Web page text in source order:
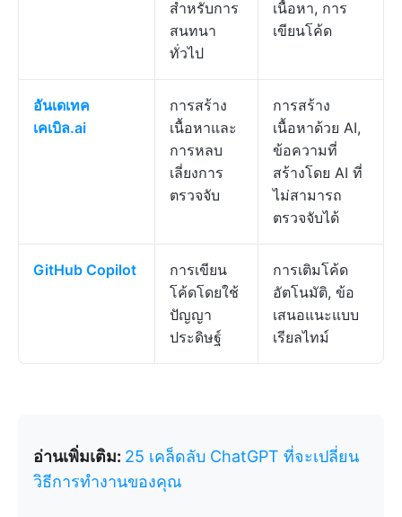
สำหรับการ
สนทนา
ทั่วไป
เนื้อหา, การ
เขียนโค้ด
อันเดเทค
เคเบิล.ai
การสร้าง
เนื้อหาและ
การหลบ
เลี่ยงการ
ตรวจจับ
การสร้าง
เนื้อหาด้วย AI,
ข้อความที่
สร้างโดย AI ที่
ไม่สามารถ
ตรวจจับได้
GitHub Copilot
การเขียน
โค้ดโดยใช้
ปัญญา
ประดิษฐ์
การเติมโค้ด
อัตโนมัติ, ข้อ
เสนอแนะแบบ
เรียลไทม์
อ่านเพิ่มเติม: 25 เคล็ดลับ ChatGPT ที่จะเปลี่ยน
วิธีการทำงานของคุณ